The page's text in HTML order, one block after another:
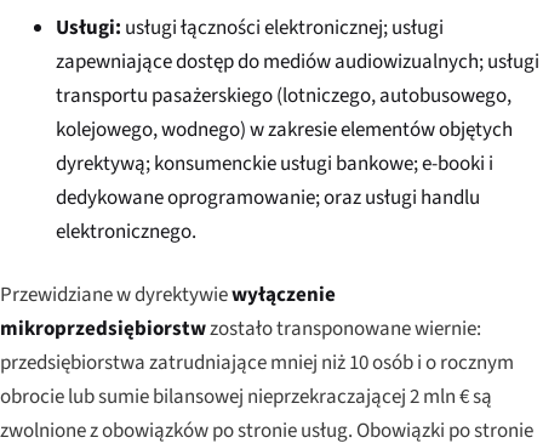
Usługi: usługi łączności elektronicznej; usługi
zapewniające dostęp do mediów audiowizualnych; usługi
transportu pasażerskiego (lotniczego, autobusowego,
kolejowego, wodnego) w zakresie elementów objętych
dyrektywą; konsumenckie usługi bankowe; e-booki i
dedykowane oprogramowanie; oraz usługi handlu
elektronicznego.
Przewidziane w dyrektywiewyłączenie
mikroprzedsiębiorstwzostało transponowane wiernie:
przedsiębiorstwa zatrudniające mniej niż 10 osób i o rocznym
obrocie lub sumie bilansowej nieprzekraczającej 2 mln € są
zwolnione z obowiązków po stronie usług. Obowiązki po stronie